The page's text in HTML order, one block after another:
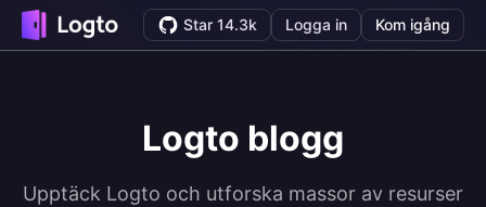
Star 14.3k Logga in Kom igång
Logto blogg
Upptäck Logto och utforska massor av resurser